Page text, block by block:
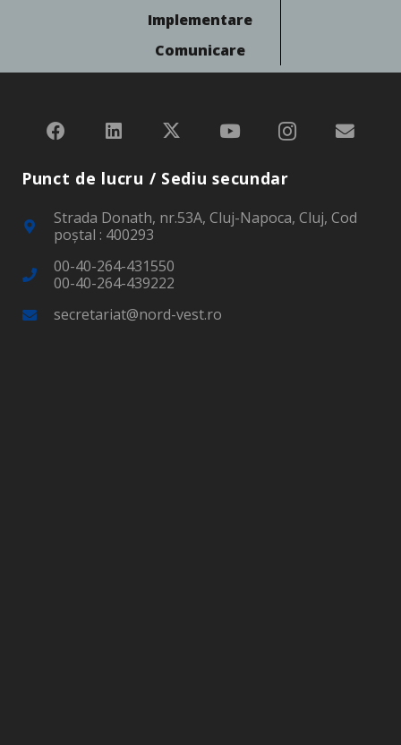
Implementare
Comunicare
Punct de lucru / Sediu secundar
Strada Donath, nr.53A, Cluj-Napoca, Cluj, Cod
poştal : 400293
00-40-264-431550
00-40-264-439222
secretariat@nord-vest.ro